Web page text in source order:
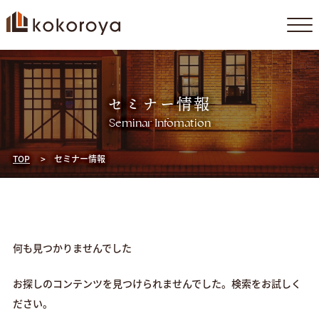
コ
ス
キ
ッ
セミナー情報
Seminar Infomation
TOP セミナー情報
何も見つかりませんでした
お探しのコンテンツを見つけられませんでした。検索をお試しく
ださい。